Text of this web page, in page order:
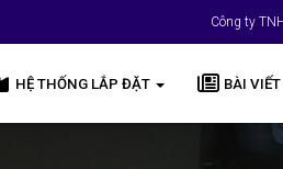
Công ty
HỆ THỐNG LẮP ĐẶT BÀI VIẾT